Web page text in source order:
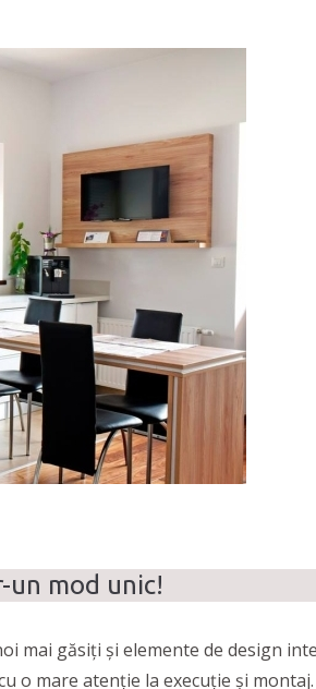
mod unic!
mai găsiți și elemente de design
o mare atenție la execuție și montaj.